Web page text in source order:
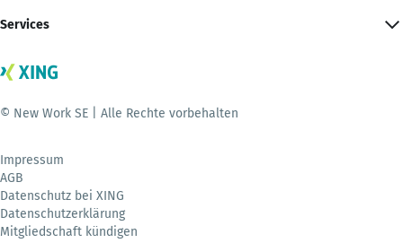
Services
© New Work SE | Alle Rechte vorbehalten
Impressum
AGB
Datenschutz bei XING
Datenschutzerklärung
Mitgliedschaft kündigen